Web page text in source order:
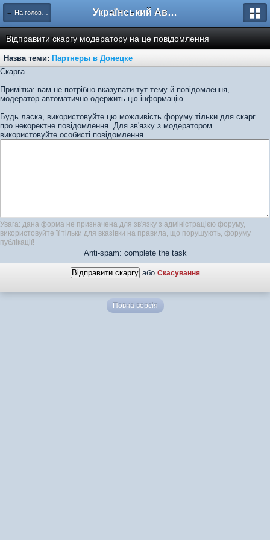
← На головну Український Автоклуб ВАЗ
Відправити скаргу модератору на це повідомлення
Назва теми: Партнеры в Донецке
Скарга
Примітка: вам не потрібно вказувати тут тему й повідомлення,
модератор автоматично одержить цю інформацію
Будь ласка, використовуйте цю можливість форуму тільки для скарг
про некоректне повідомлення. Для зв'язку з модератором
використовуйте особисті повідомлення.
Увага: дана форма не призначена для зв'язку з адміністрацією форуму,
використовуйте її тільки для вказівки на правила, що порушують, форуму
публікації!
Anti-spam: complete the task
або Скасування
Повна версія